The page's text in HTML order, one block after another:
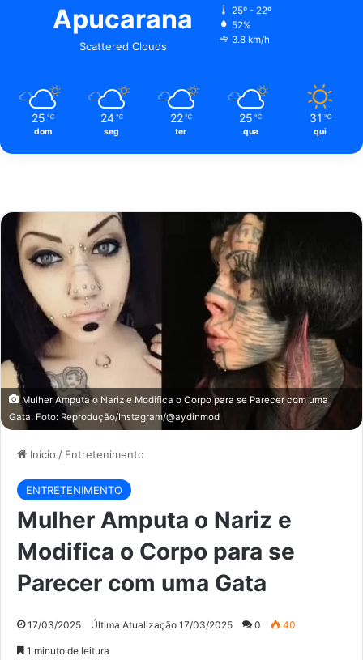
Mulher Amputa o Nariz e Modifica o Corpo para se Parecer com uma
Gata. Foto: Reprodução/Instagram/@aydinmod
Início / Entretenimento
ENTRETENIMENTO
Mulher Amputa o Nariz e
Modifica o Corpo para se
Parecer com uma Gata
17/03/2025 Última Atualização 17/03/2025 0 40
1 minuto de leitura
Apucarana
Scattered Clouds
25º - 22º
52%
3.8 km/h
25 ℃
dom
24 ℃
seg
22 ℃
ter
25 ℃
qua
31 ℃
qui